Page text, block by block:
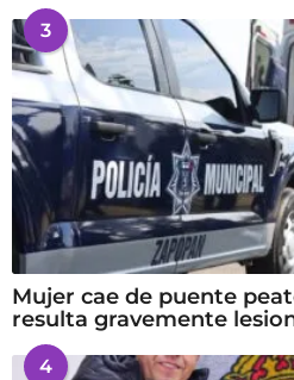
3
Mujer cae de puente
resulta gravemente
4